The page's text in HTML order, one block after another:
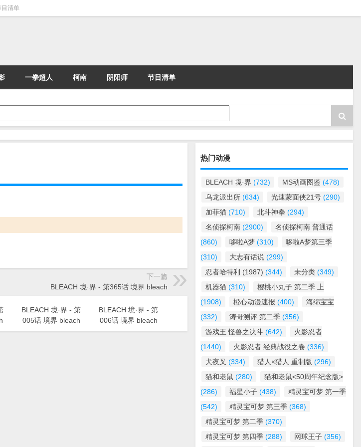
目清单
一拳超人 柯南 阴阳师 节目清单
下一篇
BLEACH 境·界 - 第365话 境界 bleach
BLEACH 境·界 - 第
005话 境界 bleach
BLEACH 境·界 - 第
006话 境界 bleach
热门动漫
BLEACH 境·界 (732) MS动画图鉴 (478)
乌龙派出所 (634) 光速蒙面侠21号 (290)
加菲猫 (710) 北斗神拳 (294)
名侦探柯南 (2900)
名侦探柯南 普通话
(860)
哆啦A梦 (310)
哆啦A梦第三季
(310)
大志有话说 (299)
忍者哈特利 (1987) (344) 未分类 (349)
机器猫 (310)
樱桃小丸子 第二季 上
(1908)
橙心动漫速报 (400)
海绵宝宝
(332)
涛哥测评 第二季 (356)
游戏王 怪兽之决斗 (642)
火影忍者
(1440)
火影忍者 经典战役之卷 (336)
犬夜叉 (334) 猎人×猎人 重制版 (296)
猫和老鼠 (280)
猫和老鼠<50周年纪念版>
(286)
福星小子 (438)
精灵宝可梦 第一季
(542)
精灵宝可梦 第三季 (368)
精灵宝可梦 第二季 (370)
精灵宝可梦 第四季 (288) 网球王子 (356)